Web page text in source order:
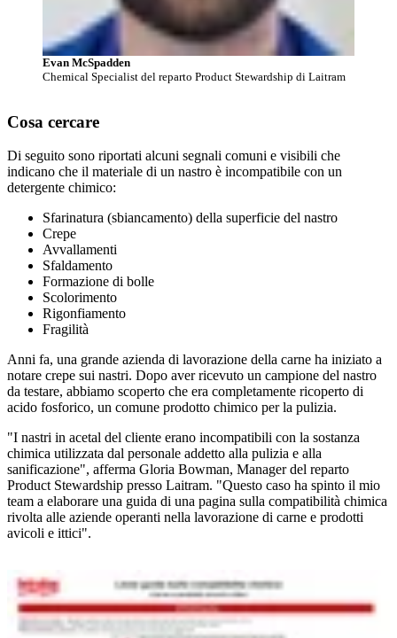
Evan McSpadden
Chemical Specialist del reparto Product Stewardship di Laitram
Cosa cercare
Di seguito sono riportati alcuni segnali comuni e visibili che
indicano che il materiale di un nastro è incompatibile con un
detergente chimico:
Sfarinatura (sbiancamento) della superficie del nastro
Crepe
Avvallamenti
Sfaldamento
Formazione di bolle
Scolorimento
Rigonfiamento
Fragilità
Anni fa, una grande azienda di lavorazione della carne ha iniziato a
notare crepe sui nastri. Dopo aver ricevuto un campione del nastro
da testare, abbiamo scoperto che era completamente ricoperto di
acido fosforico, un comune prodotto chimico per la pulizia.
"I nastri in acetal del cliente erano incompatibili con la sostanza
chimica utilizzata dal personale addetto alla pulizia e alla
sanificazione", afferma Gloria Bowman, Manager del reparto
Product Stewardship presso Laitram. "Questo caso ha spinto il mio
team a elaborare una guida di una pagina sulla compatibilità chimica
rivolta alle aziende operanti nella lavorazione di carne e prodotti
avicoli e ittici".